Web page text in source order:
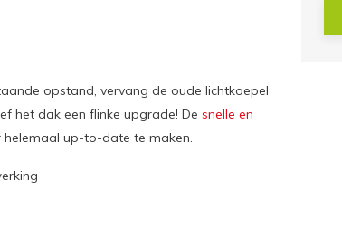
opstand, vervang de oude lichtkoepel
het dak een flinke upgrade! De snelle en
up-to-date te maken.